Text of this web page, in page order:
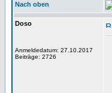
Nach oben
Doso
Anmeldedatum: 27.10.2017
Beiträge: 2726